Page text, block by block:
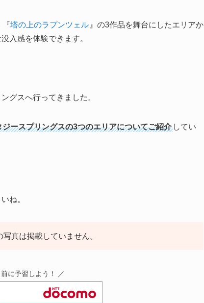
『塔の上のラプンツェル 』の3作品を舞台にしたエリアか
入感を体験できます。
グスへ行ってきました。
ジースプリングスの3つのエリアについてご紹介 してい
ね。
真は掲載していません。
に予習しよう！ ／